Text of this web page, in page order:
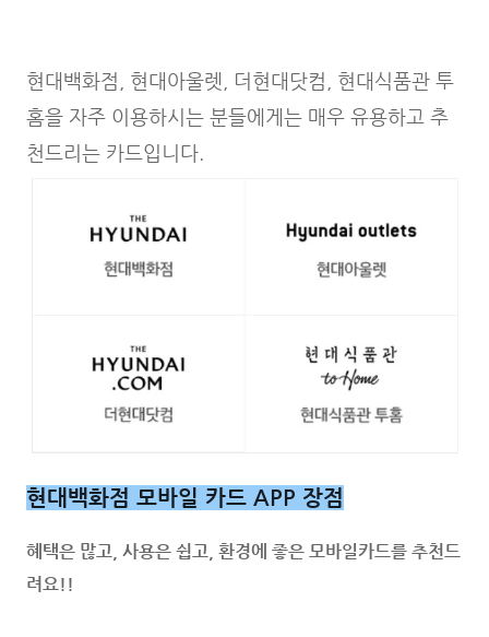
현대백화점, 현대아울렛, 더현대닷컴, 현대식품관 투
홈을 자주 이용하시는 분들에게는 매우 유용하고 추
천드리는 카드입니다.
현대백화점 모바일 카드 APP 장점
혜택은 많고, 사용은 쉽고, 환경에 좋은 모바일카드를 추천드
려요!!